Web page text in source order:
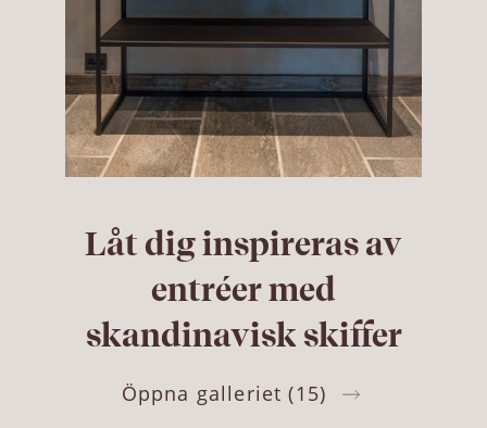
Låt dig inspireras av
entréer med
skandinavisk skiffer
Öppna galleriet (15)